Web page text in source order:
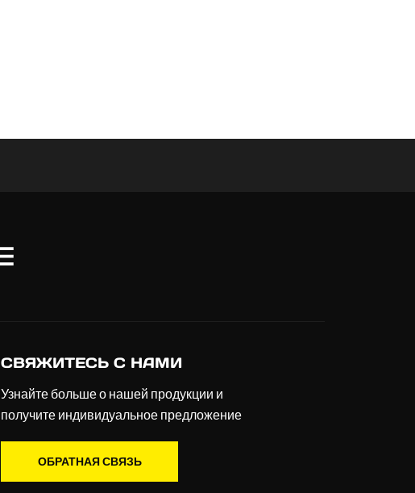
СВЯЖИТЕСЬ С НАМИ
Узнайте больше о нашей продукции и
получите индивидуальное предложение
ОБРАТНАЯ СВЯЗЬ